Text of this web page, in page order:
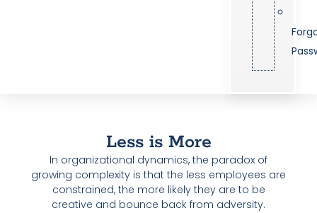
Less is More
In organizational dynamics, the paradox of
growing complexity is that the less employees are
constrained, the more likely they are to be
creative and bounce back from adversity.